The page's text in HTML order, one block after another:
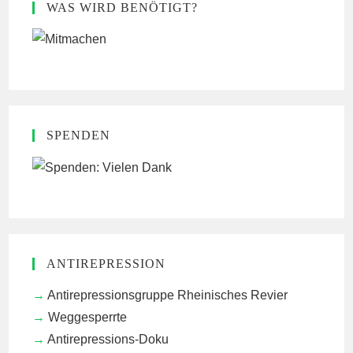
WAS WIRD BENÖTIGT?
SPENDEN
ANTIREPRESSION
Antirepressionsgruppe Rheinisches Revier
Weggesperrte
Antirepressions-Doku